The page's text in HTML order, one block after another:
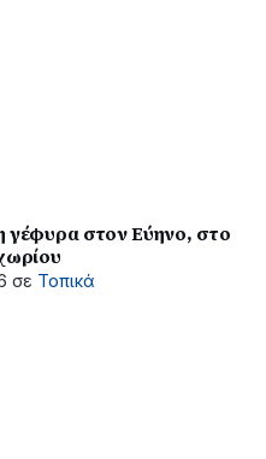
γέφυρα στον Εύηνο, στο
σε Τοπικά